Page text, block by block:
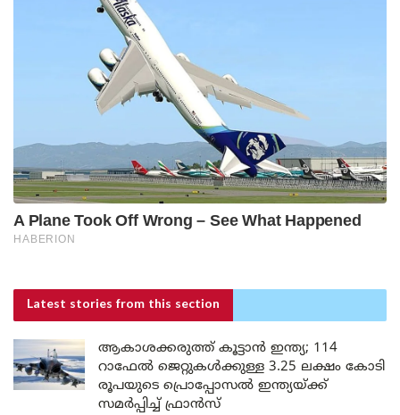
Latest stories from this section
ആകാശക്കരുത്ത് കൂട്ടാൻ ഇന്ത്യ; 114
റാഫേൽ ജെറ്റുകൾക്കുള്ള 3.25 ലക്ഷം കോടി
രൂപയുടെ പ്രൊപ്പോസൽ ഇന്ത്യയ്ക്ക്
സമർപ്പിച്ച് ഫ്രാൻസ്